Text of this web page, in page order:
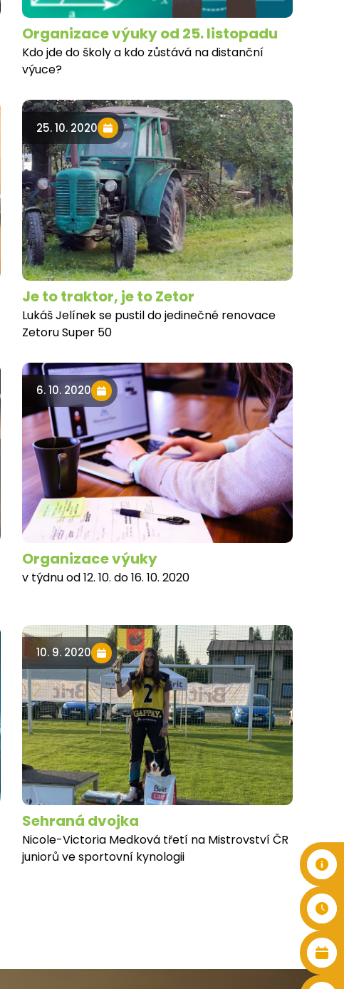
Organizace výuky od 25. listopadu
Kdo jde do školy a kdo zůstává na distanční
výuce?
25. 10. 2020
Je to traktor, je to Zetor
Lukáš Jelínek se pustil do jedinečné renovace
Zetoru Super 50
6. 10. 2020
Organizace výuky
v týdnu od 12. 10. do 16. 10. 2020
10. 9. 2020
Sehraná dvojka
Nicole-Victoria Medková třetí na Mistrovství ČR
juniorů ve sportovní kynologii